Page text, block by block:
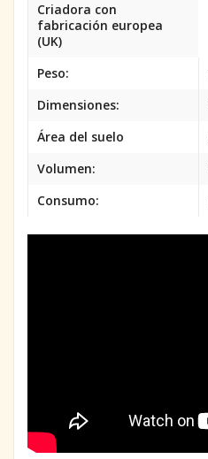
Criadora con
fabricación europea
(UK)
Peso:
Dimensiones:
Área del suelo
Volumen:
Consumo: